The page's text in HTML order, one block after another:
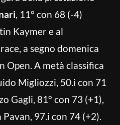
, 11° con 68 (-4)
Kaymer e al
a segno domenica
Open. A metà classifica
Migliozzi, 50.i con 71
Gagli, 81° con 73 (+1),
97.i con 74 (+2).